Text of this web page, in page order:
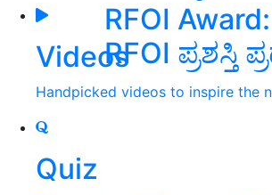
Videos
Handpicked videos to inspire the
Quiz
RFOI
RFOI ಪ್ರಶಸ್ತಿ